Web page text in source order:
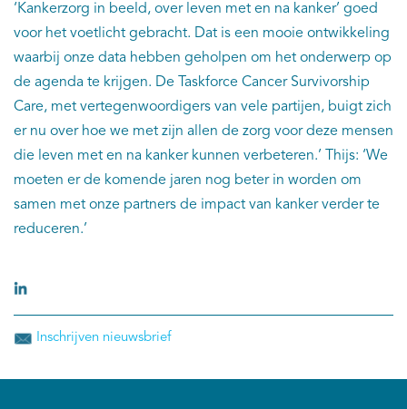
‘Kankerzorg in beeld, over leven met en na kanker’ goed
voor het voetlicht gebracht. Dat is een mooie ontwikkeling
waarbij onze data hebben geholpen om het onderwerp op
de agenda te krijgen. De Taskforce Cancer Survivorship
Care, met vertegenwoordigers van vele partijen, buigt zich
er nu over hoe we met zijn allen de zorg voor deze mensen
die leven met en na kanker kunnen verbeteren.’ Thijs: ‘We
moeten er de komende jaren nog beter in worden om
samen met onze partners de impact van kanker verder te
reduceren.’
Inschrijven nieuwsbrief